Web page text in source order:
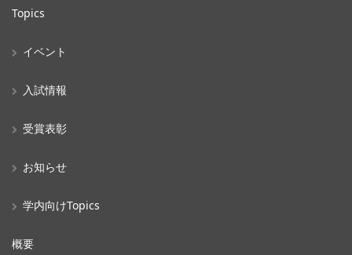
Topics
イベント
入試情報
受賞表彰
お知らせ
学内向けTopics
概要